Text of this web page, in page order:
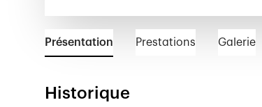
Présentation Prestations Galerie
Historique